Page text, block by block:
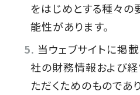
をはじめとする種々の
能性があります。
当ウェブサイトに掲
社の財務情報および
ただくためのものであ